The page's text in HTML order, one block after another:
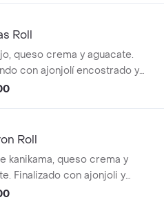
Roll
queso crema y aguacate.
con ajonjolí encostrado y
la casa.
Roll
kanikama, queso crema y
Finalizado con ajonjoli y
apanados..